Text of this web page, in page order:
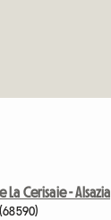
Cerisaie - Alsazia